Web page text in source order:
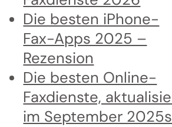
Die besten iPhone-
Fax-Apps 2025 –
Rezension
Die besten Online-
Faxdienste,
im September 2025s